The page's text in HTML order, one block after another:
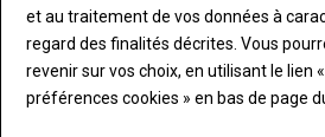
Canicule : les
et au traitement de vos données à
regard des finalités décrites. Vous
revenir sur vos choix, en utilisant le lien
préférences cookies » en bas de page